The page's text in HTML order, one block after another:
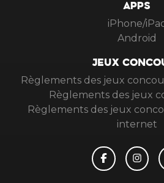
APPS
iPhone/
Android
JEUX
Règlements des jeux
Règlements des jeux
Règlements des jeux
internet